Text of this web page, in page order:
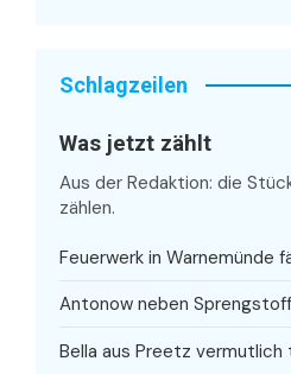
Schlagzeilen
Was jetzt zählt
Aus der Redaktion: die
zählen.
Feuerwerk in Warnemünde
Antonow neben
Bella aus Preetz